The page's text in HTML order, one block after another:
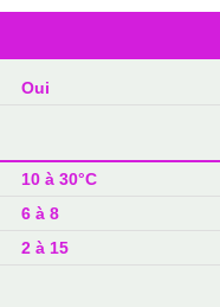
Oui
10 à 30°C
6 à 8
2 à 15